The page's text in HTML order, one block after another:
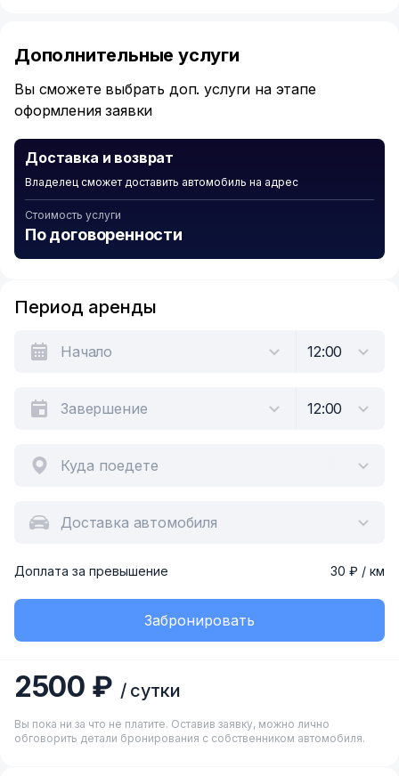
of
6
Дополнительные услуги
Вы сможете выбрать доп. услуги на этапе
оформления заявки
Доставка и возврат
Владелец сможет доставить автомобиль на адрес
Стоимость услуги
По договоренности
Период аренды
Куда поедете
Доставка автомобиля
Доплата за превышение 30 ₽ / км
Забронировать
2500 ₽ / сутки
Вы пока ни за что не платите. Оставив заявку, можно лично
обговорить детали бронирования с собственником автомобиля.